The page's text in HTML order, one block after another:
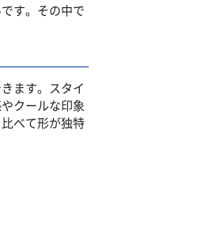
す。その中で
ます。スタイ
クールな印象
べて形が独特